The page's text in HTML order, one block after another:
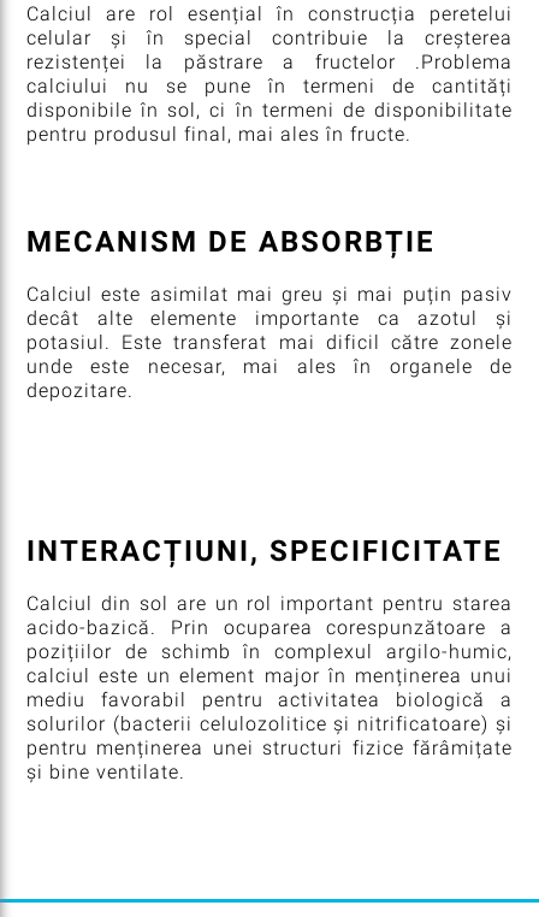
Calciul are rol esențial în construcția peretelui
celular și în special contribuie la creșterea
rezistenței la păstrare a fructelor .Problema
calciului nu se pune în termeni de cantități
disponibile în sol, ci în termeni de disponibilitate
pentru produsul final, mai ales în fructe.
MECANISM DE ABSORBȚIE
Calciul este asimilat mai greu și mai puțin pasiv
decât alte elemente importante ca azotul și
potasiul. Este transferat mai dificil către zonele
unde este necesar, mai ales în organele de
depozitare.
INTERACȚIUNI, SPECIFICITATE
Calciul din sol are un rol important pentru starea
acido-bazică. Prin ocuparea corespunzătoare a
pozițiilor de schimb în complexul argilo-humic,
calciul este un element major în menținerea unui
mediu favorabil pentru activitatea biologică a
solurilor (bacterii celulozolitice și nitrificatoare) și
pentru menținerea unei structuri fizice fărâmițate
și bine ventilate.